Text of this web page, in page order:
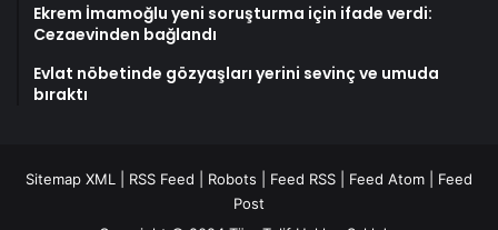
Ekrem İmamoğlu yeni soruşturma için ifade verdi:
Cezaevinden bağlandı
Evlat nöbetinde gözyaşları yerini sevinç ve umuda
bıraktı
Sitemap XML RSS Feed Robots Feed RSS Feed Atom
Feed
Post